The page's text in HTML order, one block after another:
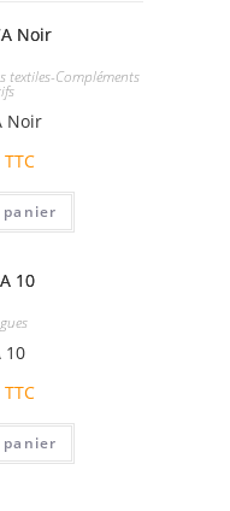
textiles-Compléments
Noir
TTC
10
TTC